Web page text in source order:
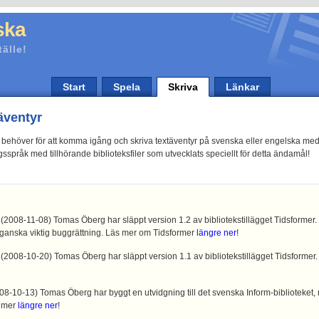
Start Spela Skriva Länkar
för att komma igång och skriva textäventyr på svenska eller engelska
med tillhörande biblioteksfiler som utvecklats speciellt för detta ändamål!
11-08) Tomas Öberg har släppt version 1.2 av bibliotekstillägget
viktig buggrättning. Läs mer om Tidsformer längre ner!
10-20) Tomas Öberg har släppt version 1.1 av bibliotekstillägget
10-13) Tomas Öberg har byggt en utvidgning till det svenska Inform-biblioteket,
längre ner!